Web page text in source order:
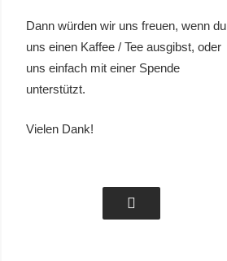
Dann würden wir uns freuen, wenn du
uns einen Kaffee / Tee ausgibst, oder
uns einfach mit einer Spende
unterstützt.
Vielen Dank!